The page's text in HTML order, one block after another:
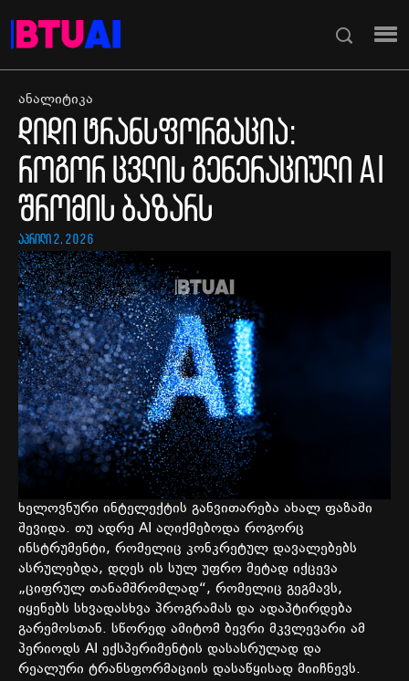
ანალიტიკა
დიდი ტრანსფორმაცია:
როგორ ცვლის გენერაციული AI
შრომის ბაზარს
აპრილი 2, 2026
ხელოვნური ინტელექტის განვითარება ახალ ფაზაში
შევიდა. თუ ადრე AI აღიქმებოდა როგორც
ინსტრუმენტი, რომელიც კონკრეტულ დავალებებს
ასრულებდა, დღეს ის სულ უფრო მეტად იქცევა
„ციფრულ თანამშრომლად“, რომელიც გეგმავს,
იყენებს სხვადასხვა პროგრამას და ადაპტირდება
გარემოსთან. სწორედ ამიტომ ბევრი მკვლევარი ამ
პერიოდს AI ექსპერიმენტის დასასრულად და
რეალური ტრანსფორმაციის დასაწყისად მიიჩნევს.